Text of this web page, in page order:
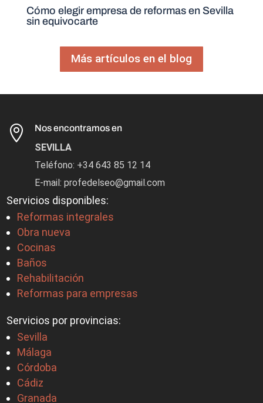
Cómo elegir empresa de reformas en Sevilla
sin equivocarte
Más artículos en el blog
 Nos encontramos en
SEVILLA
Teléfono: +34 643 85 12 14
E-mail: profedelseo@gmail.com
Servicios disponibles:
Reformas integrales
Obra nueva
Cocinas
Baños
Rehabilitación
Reformas para empresas
Servicios por provincias:
Sevilla
Málaga
Córdoba
Cádiz
Granada